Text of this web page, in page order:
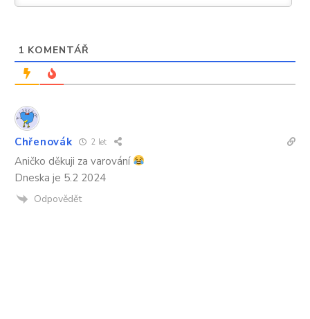
1 KOMENTÁŘ
Chřenovák 2 let
Aničko děkuji za varování
Dneska je 5.2 2024
Odpovědět